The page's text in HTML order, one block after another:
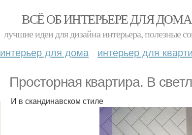
ВСЁ ОБ ИНТЕРЬЕРЕ ДЛЯ
лучшие идеи для дизайна интерьера, полезные
интерьер для дома интерьер для
Просторная квартира. В
И в скандинавском стиле